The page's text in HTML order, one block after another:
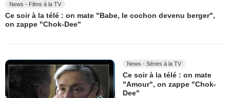
News - Films à la TV
Ce soir à la télé : on mate "Babe, le cochon devenu berger",
on zappe "Chok-Dee"
News - Séries à la TV
Ce soir à la télé : on mate
"Amour", on zappe "Chok-
Dee"